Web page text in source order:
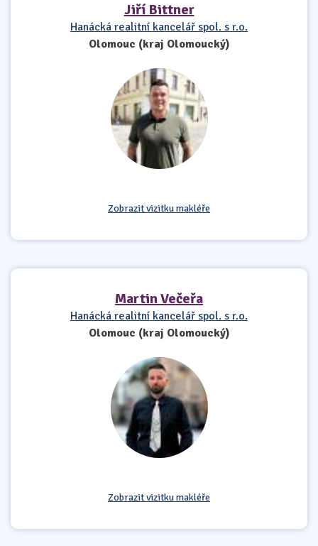
Jiří Bittner
Hanácká realitní kancelář spol. s r.o.
Olomouc (kraj Olomoucký)
Zobrazit vizitku makléře
Martin Večeřa
Hanácká realitní kancelář spol. s r.o.
Olomouc (kraj Olomoucký)
Zobrazit vizitku makléře